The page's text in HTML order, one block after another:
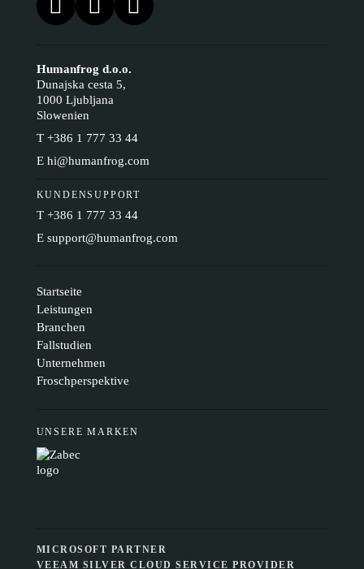
Humanfrog d.o.o.
Dunajska cesta 5,
1000 Ljubljana
Slowenien
T +386 1 777 33 44
E hi@humanfrog.com
KUNDENSUPPORT
T +386 1 777 33 44
E support@humanfrog.com
Startseite
Leistungen
Branchen
Fallstudien
Unternehmen
Froschperspektive
UNSERE MARKEN
MICROSOFT PARTNER
VEEAM SILVER CLOUD SERVICE PROVIDER